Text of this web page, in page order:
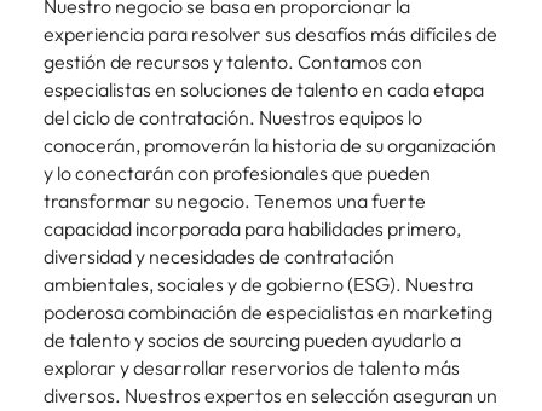
Nuestro negocio se basa en proporcionar la
experiencia para resolver sus desafíos más difíciles de
gestión de recursos y talento. Contamos con
especialistas en soluciones de talento en cada etapa
del ciclo de contratación. Nuestros equipos lo
conocerán, promoverán la historia de su organización
y lo conectarán con profesionales que pueden
transformar su negocio. Tenemos una fuerte
capacidad incorporada para habilidades primero,
diversidad y necesidades de contratación
ambientales, sociales y de gobierno (ESG). Nuestra
poderosa combinación de especialistas en marketing
de talento y socios de sourcing pueden ayudarlo a
explorar y desarrollar reservorios de talento más
diversos. Nuestros expertos en selección aseguran un